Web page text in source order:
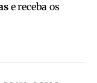
e receba os